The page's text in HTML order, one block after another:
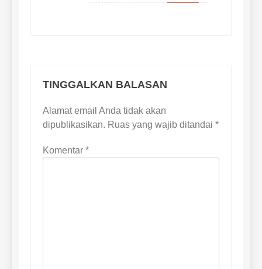
TINGGALKAN BALASAN
Alamat email Anda tidak akan
dipublikasikan. Ruas yang wajib ditandai *
Komentar *